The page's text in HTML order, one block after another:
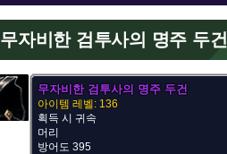
무자비한 검투사의 명주 두건
무자비한 검투사의 명주 두건
아이템 레벨: 136
획득 시 귀속
머리
방어도 395